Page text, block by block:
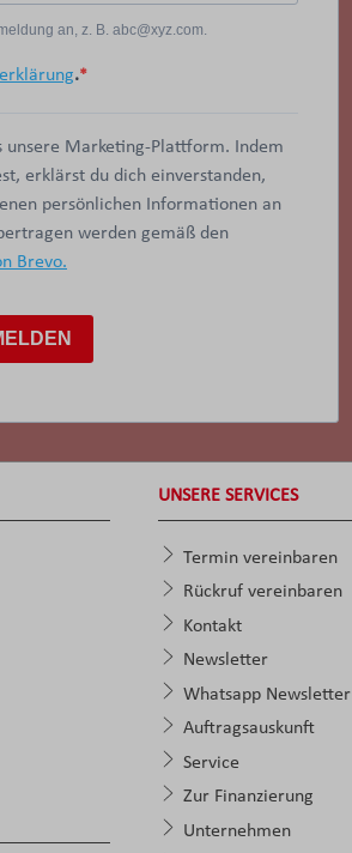
an, z. B. abc@xyz.com.
.
unsere Marketing-Plattform. Indem
erklärst du dich einverstanden,
persönlichen Informationen an
werden gemäß den
Brevo.
UNSERE SERVICES
Termin vereinbaren
Rückruf vereinbaren
Kontakt
Newsletter
Whatsapp Newsletter
Auftragsauskunft
Service
Zur Finanzierung
Unternehmen